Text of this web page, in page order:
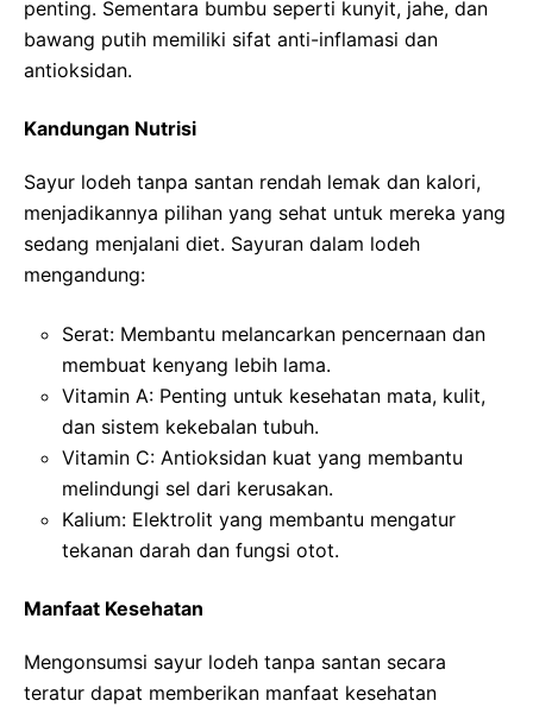
penting. Sementara bumbu seperti kunyit, jahe, dan
bawang putih memiliki sifat anti-inflamasi dan
antioksidan.
Kandungan Nutrisi
Sayur lodeh tanpa santan rendah lemak dan kalori,
menjadikannya pilihan yang sehat untuk mereka yang
sedang menjalani diet. Sayuran dalam lodeh
mengandung:
Serat: Membantu melancarkan pencernaan dan
membuat kenyang lebih lama.
Vitamin A: Penting untuk kesehatan mata, kulit,
dan sistem kekebalan tubuh.
Vitamin C: Antioksidan kuat yang membantu
melindungi sel dari kerusakan.
Kalium: Elektrolit yang membantu mengatur
tekanan darah dan fungsi otot.
Manfaat Kesehatan
Mengonsumsi sayur lodeh tanpa santan secara
teratur dapat memberikan manfaat kesehatan